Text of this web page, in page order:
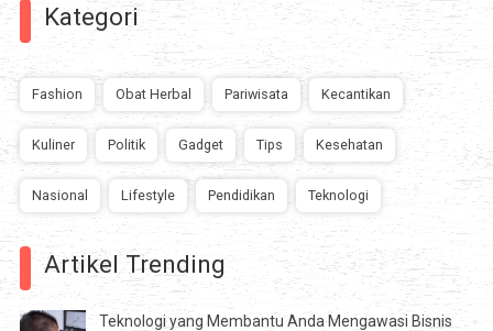
Kategori
Fashion Obat Herbal Pariwisata Kecantikan
Kuliner Politik Gadget Tips Kesehatan
Nasional Lifestyle Pendidikan Teknologi
Artikel Trending
Teknologi yang Membantu Anda Mengawasi Bisnis